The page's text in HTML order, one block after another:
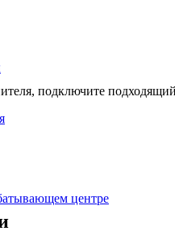
центре
подключите подходящий